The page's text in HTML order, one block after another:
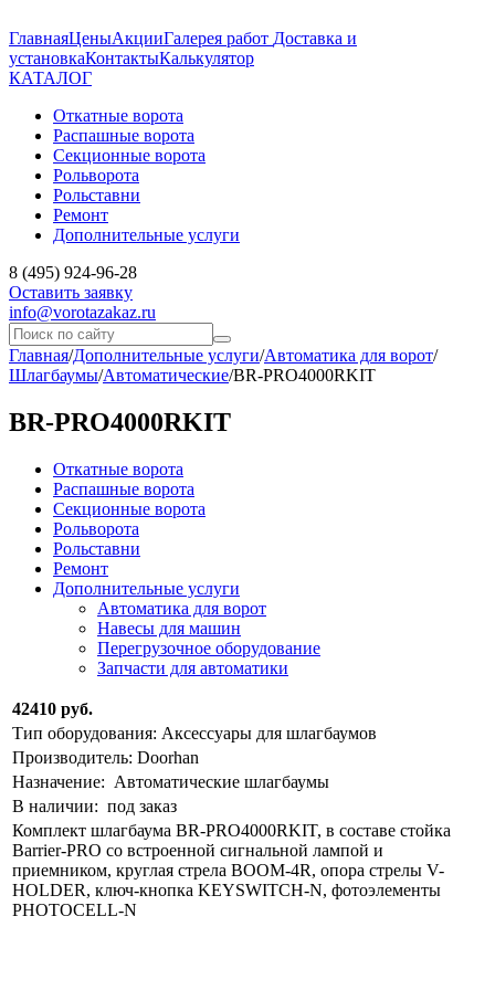
ГлавнаяЦеныАкцииГалерея работ Доставка и
установкаКонтактыКалькулятор
КАТАЛОГ
Откатные ворота
Распашные ворота
Секционные ворота
Рольворота
Рольставни
Ремонт
Дополнительные услуги
8 (495) 924-96-28
Оставить заявку
info@vorotazakaz.ru
Главная/Дополнительные услуги/Автоматика для ворот/
Шлагбаумы/Автоматические/BR-PRO4000RKIT
BR-PRO4000RKIT
Откатные ворота
Распашные ворота
Секционные ворота
Рольворота
Рольставни
Ремонт
Дополнительные услуги
Автоматика для ворот
Навесы для машин
Перегрузочное оборудование
Запчасти для автоматики
42410 руб.
Тип оборудования: Аксессуары для шлагбаумов
Производитель: Doorhan
Назначение: Автоматические шлагбаумы
В наличии: под заказ
Комплект шлагбаума BR-PRO4000RKIT, в составе стойка
Barrier-PRO со встроенной сигнальной лампой и
приемником, круглая стрела BOOM-4R, опора стрелы V-
HOLDER, ключ-кнопка KEYSWITCH-N, фотоэлементы
PHOTOCELL-N